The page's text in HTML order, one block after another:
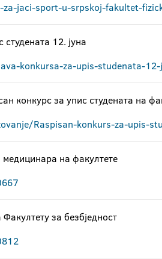
jaci-sport-u-srpskoj-fakultet-
12. јуна
konkursa-za-upis-studenata-
конкурс за упис студената на
Raspisan-konkurs-za-upis-
медицинара на факултете
за безбједност